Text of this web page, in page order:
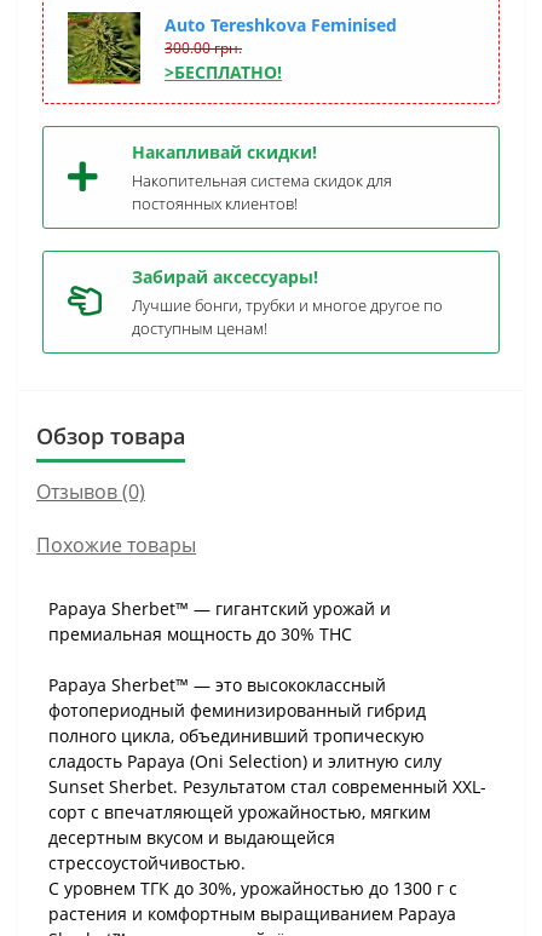
Auto Tereshkova Feminised
300.00 грн.
>БЕСПЛАТНО!
Накапливай скидки!
Накопительная система скидок для
постоянных клиентов!
Забирай аксессуары!
Лучшие бонги, трубки и многое другое по
доступным ценам!
Обзор товара
Отзывов (0)
Похожие товары
Papaya Sherbet™ — гигантский урожай и
премиальная мощность до 30% THC
Papaya Sherbet™ — это высококлассный
фотопериодный феминизированный гибрид
полного цикла, объединивший тропическую
сладость Papaya (Oni Selection) и элитную силу
Sunset Sherbet. Результатом стал современный XXL-
сорт с впечатляющей урожайностью, мягким
десертным вкусом и выдающейся
стрессоустойчивостью.
С уровнем ТГК до 30%, урожайностью до 1300 г с
растения и комфортным выращиванием Papaya